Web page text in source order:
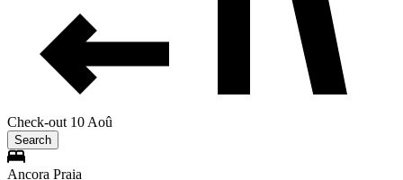
Check-out 10 Aoû
Search
Ancora Praia